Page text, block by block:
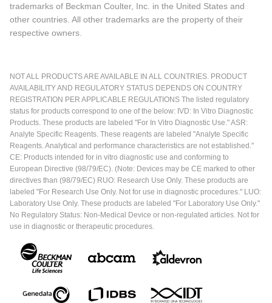
trademarks of Beckman Coulter, Inc. in the United States and
other countries. All other trademarks are the property of their
respective owners.
NOT ALL PRODUCTS ARE AVAILABLE IN ALL COUNTRIES. PRODUCT
AVAILABILITY AND REGULATORY STATUS DEPENDS ON COUNTRY
REGISTRATION PER APPLICABLE REGULATIONS The listed regulatory
status for products correspond to one of the below: IVD: In Vitro Diagnostic
Products. These products are labeled "For In Vitro Diagnostic Use." ASR:
Analyte Specific Reagents. These reagents are labeled "Analyte Specific
Reagents. Analytical and performance characteristics are not established."
CE: Products intended for in vitro diagnostic use and conforming to
European Directive (98/79/EC). (Note: Devices may be CE marked to other
directives than (98/79/EC) RUO: Research Use Only. These products are
labeled "For Research Use Only. Not for use in diagnostic procedures." LUO:
Laboratory Use Only. These products are labeled "For Laboratory Use Only."
No Regulatory Status: Non-Medical Device or non-regulated articles. Not for
use in diagnostic or therapeutic procedures.